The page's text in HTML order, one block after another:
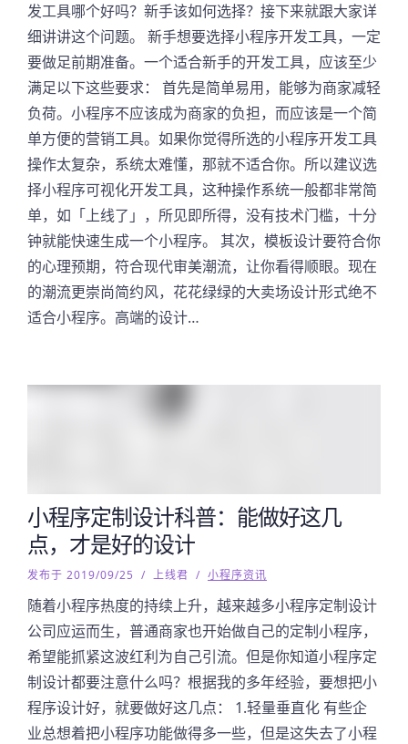
发工具哪个好吗？新手该如何选择？接下来就跟大家详
细讲讲这个问题。 新手想要选择小程序开发工具，一定
要做足前期准备。一个适合新手的开发工具，应该至少
满足以下这些要求： 首先是简单易用，能够为商家减轻
负荷。小程序不应该成为商家的负担，而应该是一个简
单方便的营销工具。如果你觉得所选的小程序开发工具
操作太复杂，系统太难懂，那就不适合你。所以建议选
择小程序可视化开发工具，这种操作系统一般都非常简
单，如「上线了」，所见即所得，没有技术门槛，十分
钟就能快速生成一个小程序。 其次，模板设计要符合你
的心理预期，符合现代审美潮流，让你看得顺眼。现在
的潮流更崇尚简约风，花花绿绿的大卖场设计形式绝不
适合小程序。高端的设计…
小程序定制设计科普：能做好这几
点，才是好的设计
发布于 2019/09/25 / 上线君 / 小程序资讯
随着小程序热度的持续上升，越来越多小程序定制设计
公司应运而生，普通商家也开始做自己的定制小程序，
希望能抓紧这波红利为自己引流。但是你知道小程序定
制设计都要注意什么吗？根据我的多年经验，要想把小
程序设计好，就要做好这几点： 1.轻量垂直化 有些企
业总想着把小程序功能做得多一些，但是这失去了小程